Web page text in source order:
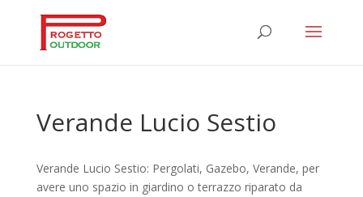
Verande Lucio Sestio
Verande Lucio Sestio: Pergolati, Gazebo, Verande, per
avere uno spazio in giardino o terrazzo riparato da